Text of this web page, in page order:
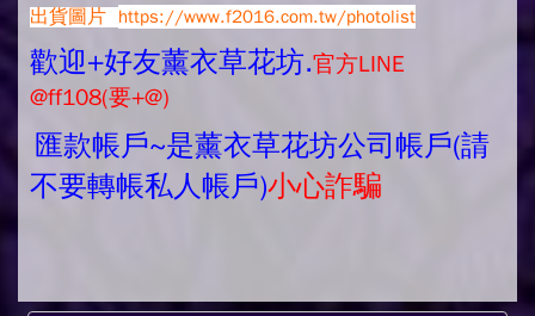
出貨圖片 https://www.f2016.com.tw/photolist
歡迎+好友薰衣草花坊.官方LINE
@ff108(要+@)
匯款帳戶~是薰衣草花坊公司帳戶(請
不要轉帳私人帳戶)小心詐騙